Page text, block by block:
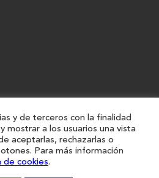
y de terceros con la finalidad
mostrar a los usuarios una vista
aceptarlas, rechazarlas o
Para más información
de cookies.